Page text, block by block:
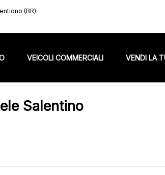
(BR)
VEICOLI COMMERCIALI VENDI LA
Salentino